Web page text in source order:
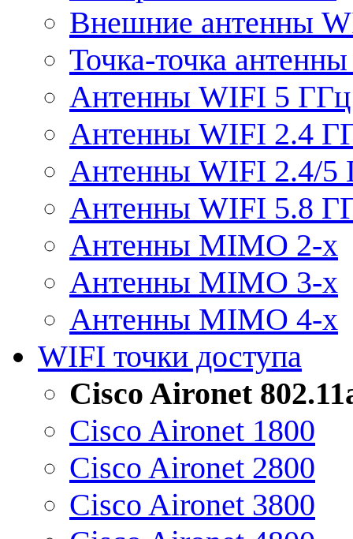
Внешние антенны
Точка-точка
Антенны WIFI 5 ГГц
Антенны WIFI 2.4
Антенны WIFI 2.4/5
Антенны WIFI 5.8
Антенны MIMO 2-x
Антенны MIMO 3-x
Антенны MIMO 4-x
WIFI точки доступа
Cisco Aironet
Cisco Aironet 1800
Cisco Aironet 2800
Cisco Aironet 3800